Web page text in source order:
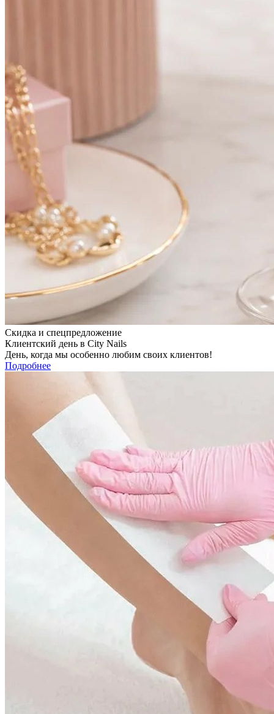
Скидка и спецпредложение
Клиентский день в City Nails
День, когда мы особенно любим своих клиентов!
Подробнее